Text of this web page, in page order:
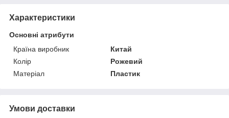
Характеристики
Основні атрибути
Країна виробник
Китай
Колір
Рожевий
Матеріал
Пластик
Умови доставки